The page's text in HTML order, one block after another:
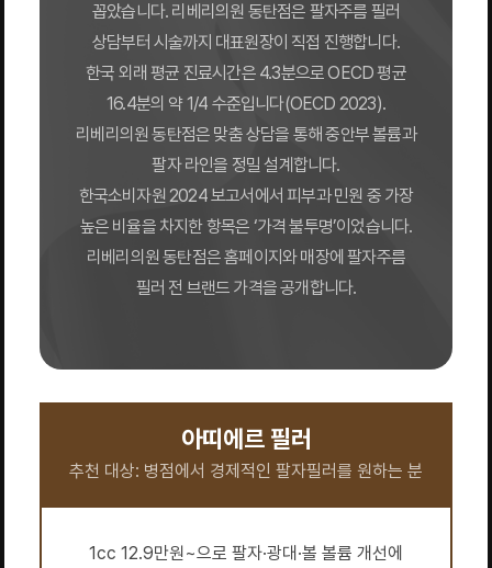
꼽았습니다. 리베리의원 동탄점은 팔자주름 필러
상담부터 시술까지 대표원장이 직접 진행합니다.
한국 외래 평균 진료시간은 4.3분으로 OECD 평균
16.4분의 약 1/4 수준입니다(OECD 2023).
리베리의원 동탄점은 맞춤 상담을 통해 중안부 볼륨과
팔자 라인을 정밀 설계합니다.
한국소비자원 2024 보고서에서 피부과 민원 중 가장
높은 비율을 차지한 항목은 ‘가격 불투명’이었습니다.
리베리의원 동탄점은 홈페이지와 매장에 팔자주름
필러 전 브랜드 가격을 공개합니다.
아띠에르 필러
추천 대상: 병점에서 경제적인 팔자필러를 원하는 분
1cc 12.9만원~으로 팔자·광대·볼 볼륨 개선에